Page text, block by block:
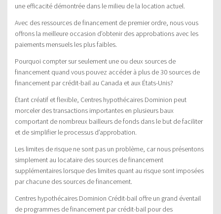
une efficacité démontrée dans le milieu de la location actuel.
Avec des ressources de financement de premier ordre, nous vous
offrons la meilleure occasion d’obtenir des approbations avec les
paiements mensuels les plus faibles.
Pourquoi compter sur seulement une ou deux sources de
financement quand vous pouvez accéder à plus de 30 sources de
financement par crédit-bail au Canada et aux États-Unis?
Étant créatif et flexible, Centres hypothécaires Dominion peut
morceler des transactions importantes en plusieurs baux
comportant de nombreux bailleurs de fonds dans le but de faciliter
et de simplifier le processus d’approbation.
Les limites de risque ne sont pas un problème, car nous présentons
simplement au locataire des sources de financement
supplémentaires lorsque des limites quant au risque sont imposées
par chacune des sources de financement.
Centres hypothécaires Dominion Crédit-bail offre un grand éventail
de programmes de financement par crédit-bail pour des